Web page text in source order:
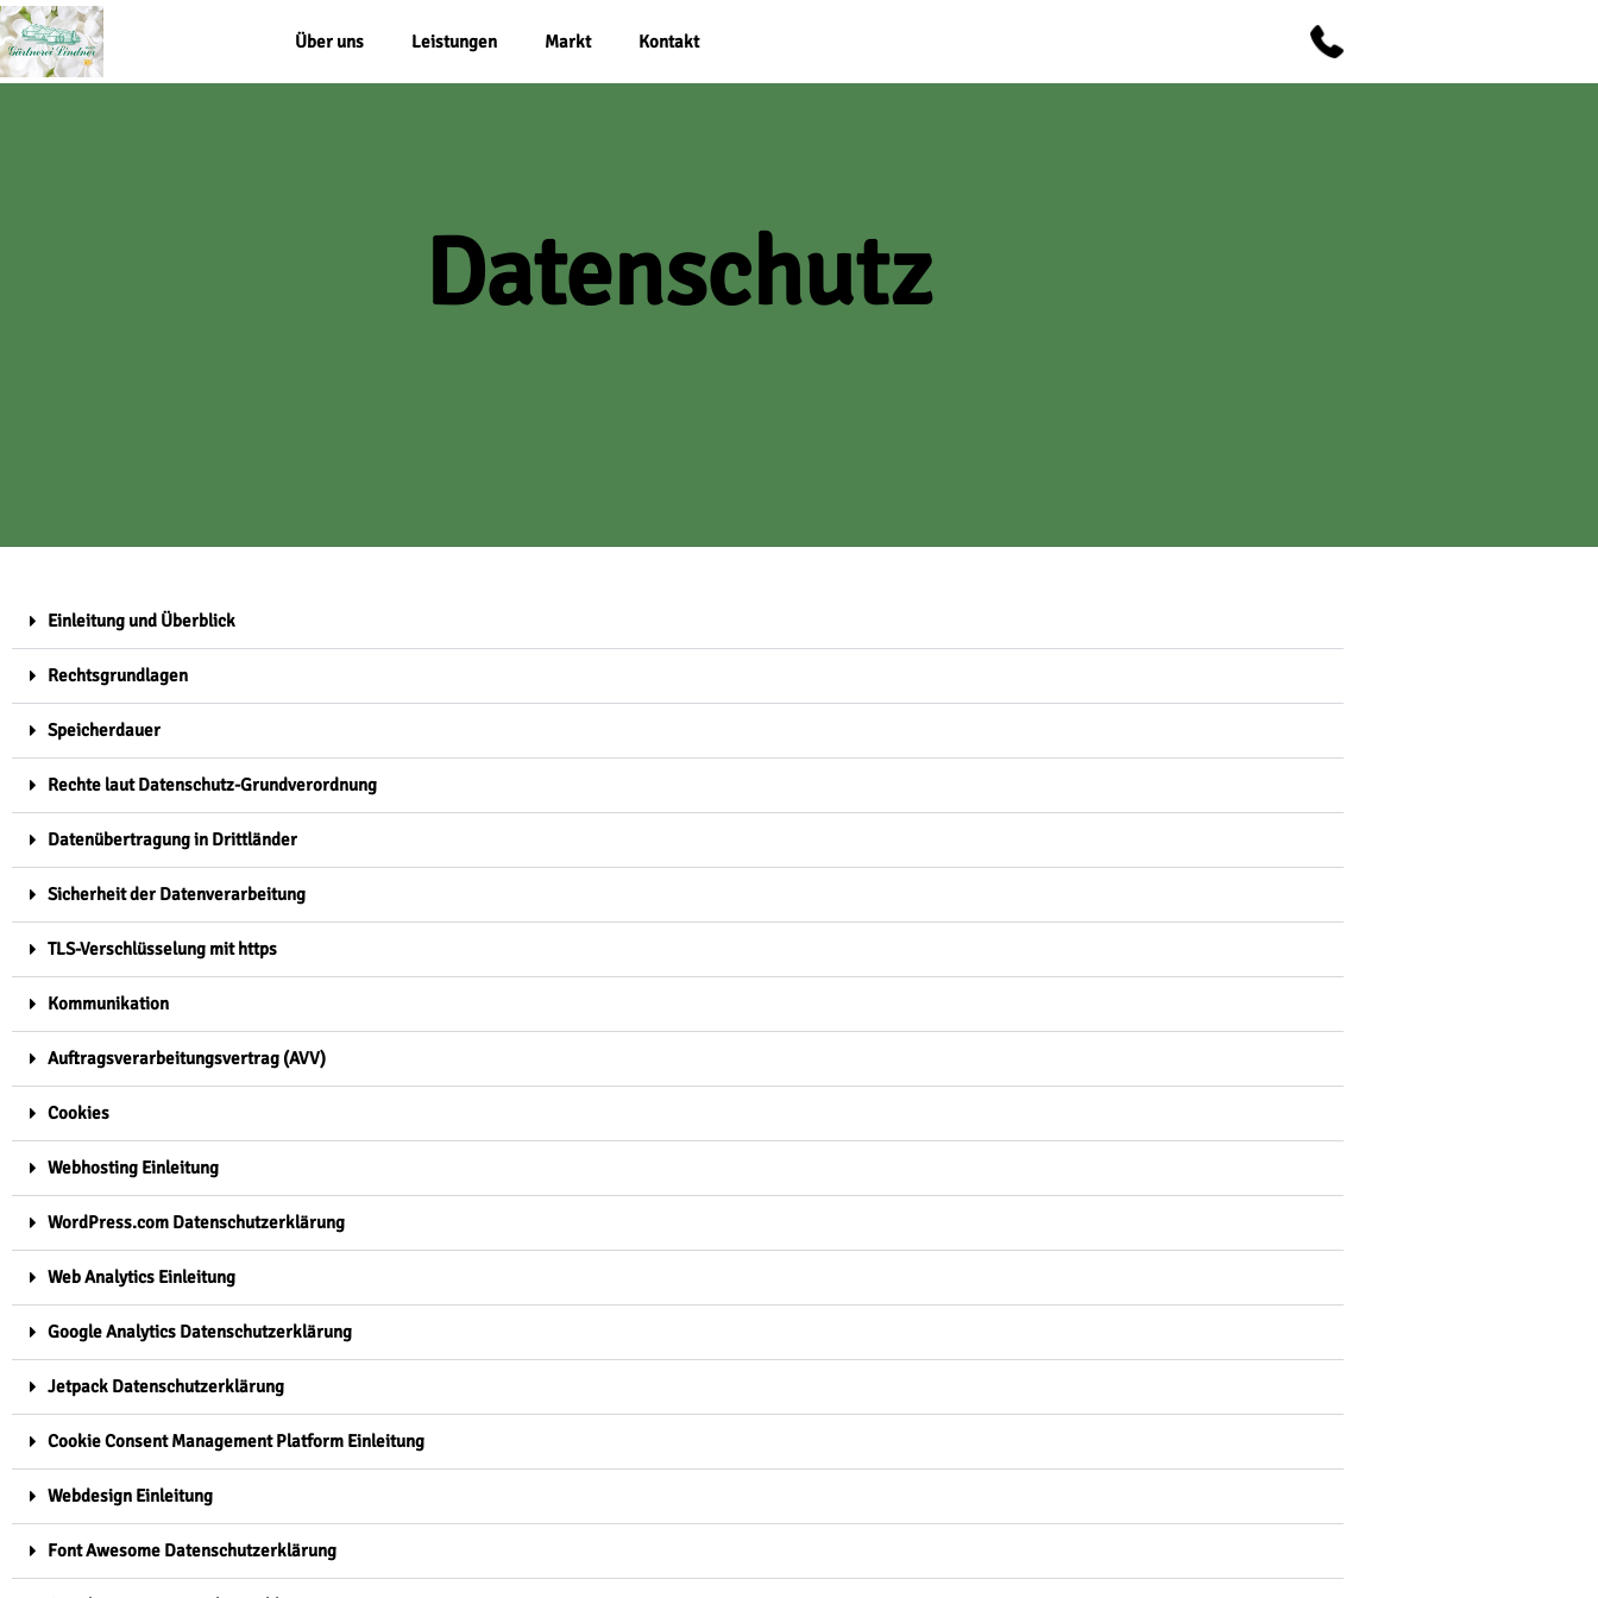
Über uns Leistungen Markt Kontakt
Datenschutz
Einleitung und Überblick
Rechtsgrundlagen
Speicherdauer
Rechte laut Datenschutz-Grundverordnung
Datenübertragung in Drittländer
Sicherheit der Datenverarbeitung
TLS-Verschlüsselung mit https
Kommunikation
Auftragsverarbeitungsvertrag (AVV)
Cookies
Webhosting Einleitung
WordPress.com Datenschutzerklärung
Web Analytics Einleitung
Google Analytics Datenschutzerklärung
Jetpack Datenschutzerklärung
Cookie Consent Management Platform Einleitung
Webdesign Einleitung
Font Awesome Datenschutzerklärung